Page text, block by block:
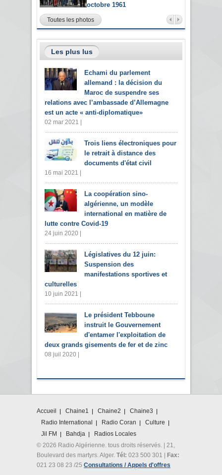
octobre 1961
Toutes les photos
Les plus lus
Echami du parlement
allemand : la décision du
Maroc de suspendre ses
relations avec l’ambassade d’Allemagne
est un acte « anti-diplomatique»
02 mar 2021 |
Trois liens électroniques pour
le retrait à distance des
documents d'état civil
16 mai 2021 |
La coopération sino-
algérienne, un modèle
international en matière de
lutte contre Covid-19
24 juin 2020 |
Législatives du 12 juin:
Suspension des
manifestations sportives et
culturelles
10 juin 2021 |
Le président Tebboune
instruit le Gouvernement
d'entamer l'exploitation de
deux grands gisements de fer et de zinc
08 juil 2020 |
Accueil Chaine1 Chaine2
Chaine3
Radio International
Radio Coran
Culture
Jil FM
Bahdja
Radios Locales
© 2026 Radio Algérienne. tous droits réservés. | 21,
Boulevard des martyrs. Alger. Tél: 023 500 301 | Fax:
021 23 08 23 /25 Consultations / Appels d'offres